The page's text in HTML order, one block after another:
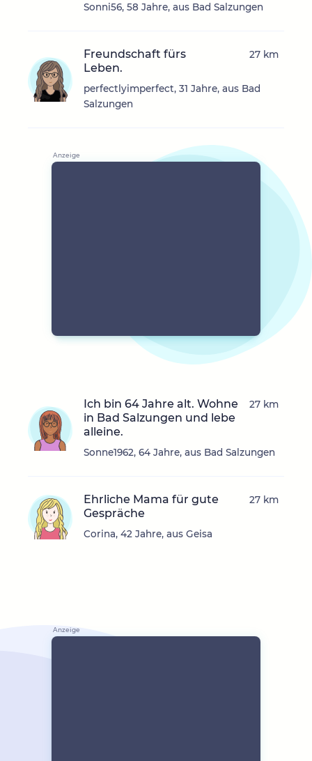
Sonni56, 58 Jahre, aus Bad Salzungen
Freundschaft fürs
Leben.
perfectlyimperfect, 31 Jahre, aus Bad
Salzungen
27 km
Ich bin 64 Jahre alt. Wohne
in Bad Salzungen und lebe
alleine.
Sonne1962, 64 Jahre, aus Bad Salzungen
27 km
Ehrliche Mama für gute
Gespräche
Corina, 42 Jahre, aus Geisa
27 km